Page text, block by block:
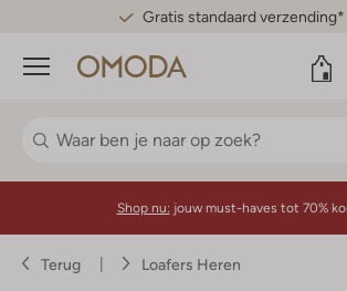
Gratis standaard verzending*
Menu
Shop nu: jouw must-haves tot 70%
Terug Loafers Heren